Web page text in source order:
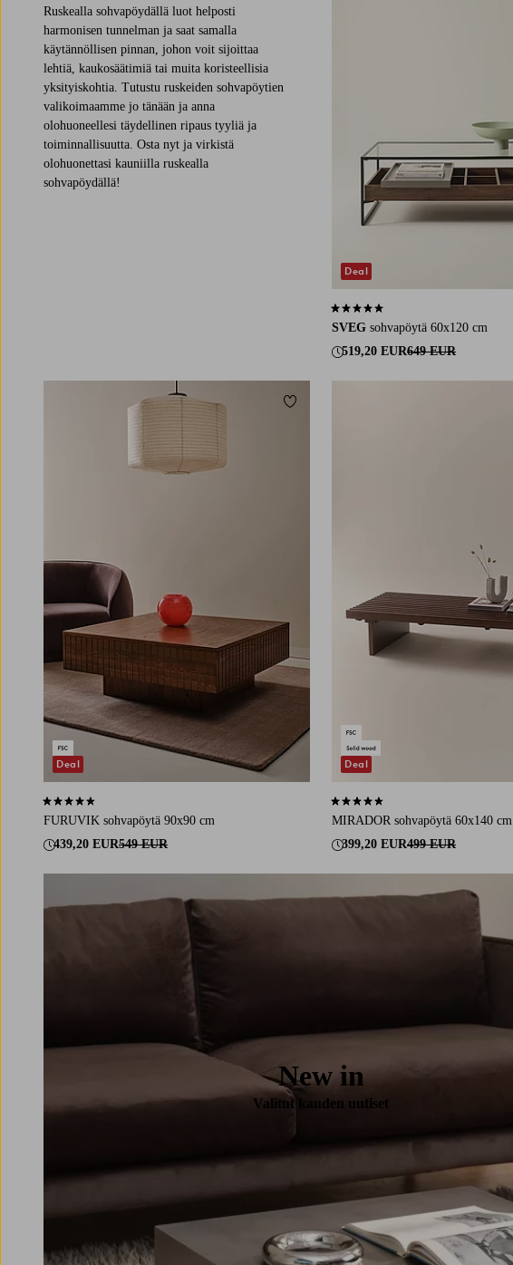
Ruskealla sohvapöydällä luot helposti
harmonisen tunnelman ja saat samalla
käytännöllisen pinnan, johon voit sijoittaa
lehtiä, kaukosäätimiä tai muita koristeellisia
yksityiskohtia. Tutustu ruskeiden sohvapöytien
valikoimaamme jo tänään ja anna
olohuoneellesi täydellinen ripaus tyyliä ja
toiminnallisuutta. Osta nyt ja virkistä
olohuonettasi kauniilla ruskealla
sohvapöydällä!
SVEG sohvapöytä 60x120 cm
519,20 EUR649 EUR
4,8 perustuen 37 arvosanaan
Deal
FURUVIK sohvapöytä 90x90 cm
439,20 EUR549 EUR
4,3 perustuen 10 arvosanaan
Deal
Lisää suosikkeihin
MIRADOR sohvapöytä 60x140 cm
399,20 EUR499 EUR
4,6 perustuen 9 arvosanaan
Deal
New in
Valitut kauden uutiset